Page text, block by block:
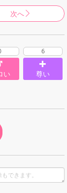
次へ
い
6
尊い